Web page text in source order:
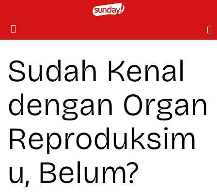
Sudah Kenal
dengan Organ
Reproduksim
u, Belum?